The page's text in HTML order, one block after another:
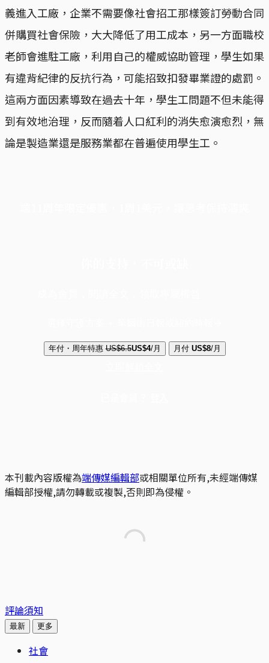
義進入工廠，企業不需要像社會招工那樣簽訂勞動合同
併購買社會保險，大大降低了用工成本，另一方面職校
老師會進駐工廠，利用自己的權威協助管理，學生如果
有違背紀律的反抗行為，可能招致扣發畢業證的處罰。
這兩方面因素導致在過去十年，學生工問題不但未能得
到有效地治理，反而隨着人口紅利的消失愈演愈烈，無
論是製造業還是服務業都在普遍使用學生工。
年付・周年特惠 US$6.5US$4/月 月付 US$8/月
本刊載內容版權為端傳媒編輯部或相關單位所有,未經端傳媒
編輯部授權,請勿轉載或複製,否則即為侵權。
評論須知
最新 更多
社會